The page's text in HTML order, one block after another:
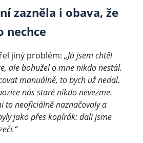
zazněla i obava, že
nechce
jiný problém: „Já jsem chtěl
ale bohužel o mne nikdo nestál.
manuálně, to bych už nedal.
nás staré nikdo nevezme.
to neoficiálně naznačovaly a
jako přes kopírák: dali jsme